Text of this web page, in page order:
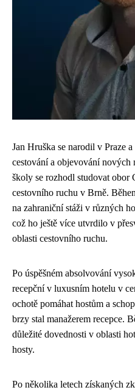
Jan Hruška se narodil v Praze
cestování a objevování nových
školy se rozhodl studovat obor
cestovního ruchu v Brně.
na zahraniční stáži v různých
což ho ještě více utvrdilo v
oblasti cestovního ruchu.
Po úspěšném absolvování
recepční v luxusním hotelu v
ochotě pomáhat hostům a
brzy stal manažerem recepce.
důležité dovednosti v oblasti
hosty.
Po několika letech získaných